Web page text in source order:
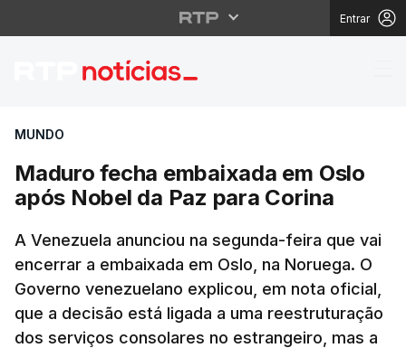
Entrar
Maduro fecha
MUNDO
Maduro fecha embaixada em Oslo
após Nobel da Paz para Corina
A Venezuela anunciou na segunda-feira que vai
encerrar a embaixada em Oslo, na Noruega. O
Governo venezuelano explicou, em nota oficial,
que a decisão está ligada a uma reestruturação
dos serviços consolares no estrangeiro, mas a